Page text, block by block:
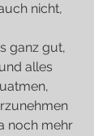
nicht,
ganz gut,
alles
noch mehr